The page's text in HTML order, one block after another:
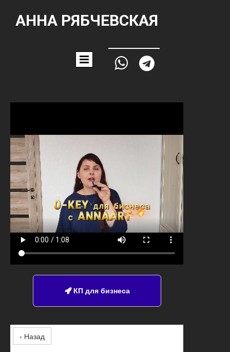
АННА РЯБЧЕВСКАЯ
 
КП для бизнеса
‹ Назад